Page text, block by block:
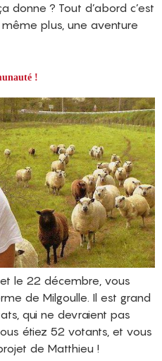
donne ? Tout d’abord c’est
plus, une aventure
!
le 22 décembre, vous
de Milgoulle. Il est grand
qui ne devraient pas
étiez 52 votants, et vous
de Matthieu !